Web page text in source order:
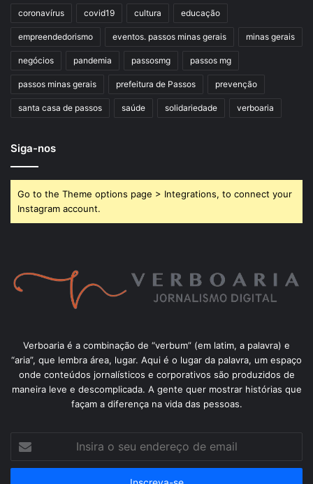
coronavírus covid19 cultura educação
empreendedorismo eventos. passos minas gerais minas gerais
negócios pandemia passosmg passos mg
passos minas gerais prefeitura de Passos prevenção
santa casa de passos saúde solidariedade verboaria
Siga-nos
Go to the Theme options page > Integrations, to connect your
Instagram account.
Verboaria é a combinação de “verbum” (em latim, a palavra) e
“aria”, que lembra área, lugar. Aqui é o lugar da palavra, um espaço
onde conteúdos jornalísticos e corporativos são produzidos de
maneira leve e descomplicada. A gente quer mostrar histórias que
façam a diferença na vida das pessoas.
seu